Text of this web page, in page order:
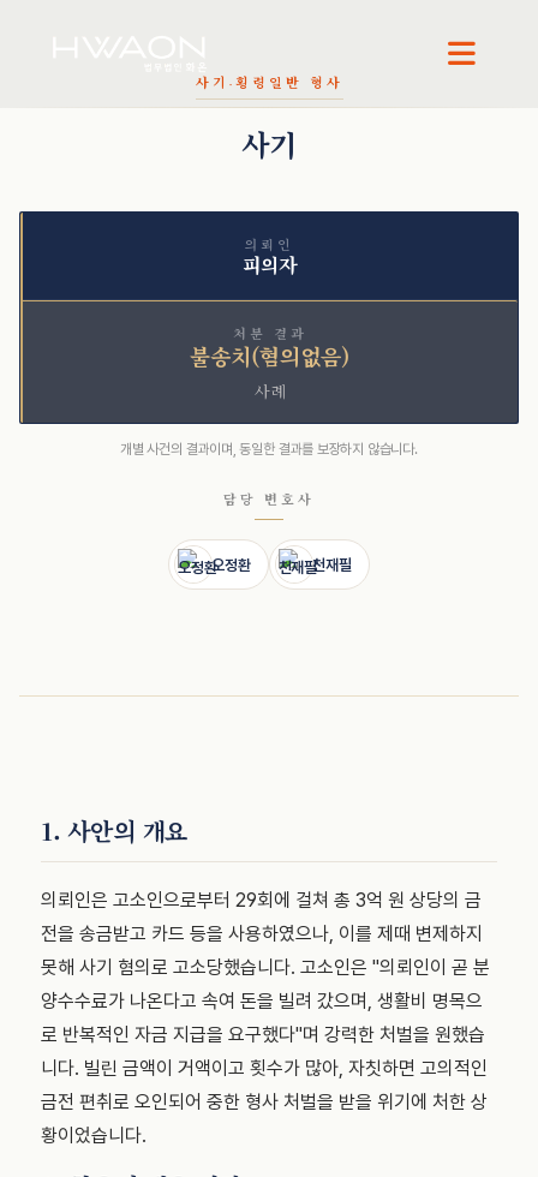
사기·횡령 일반 형사
사기
의뢰인
피의자
처분 결과
불송치(혐의없음)
사례
개별 사건의 결과이며, 동일한 결과를 보장하지 않습니다.
담당 변호사
오정환 천재필
1. 사안의 개요
의뢰인은 고소인으로부터 29회에 걸쳐 총 3억 원 상당의 금
전을 송금받고 카드 등을 사용하였으나, 이를 제때 변제하지
못해 사기 혐의로 고소당했습니다. 고소인은 "의뢰인이 곧 분
양수수료가 나온다고 속여 돈을 빌려 갔으며, 생활비 명목으
로 반복적인 자금 지급을 요구했다"며 강력한 처벌을 원했습
니다. 빌린 금액이 거액이고 횟수가 많아, 자칫하면 고의적인
금전 편취로 오인되어 중한 형사 처벌을 받을 위기에 처한 상
황이었습니다.